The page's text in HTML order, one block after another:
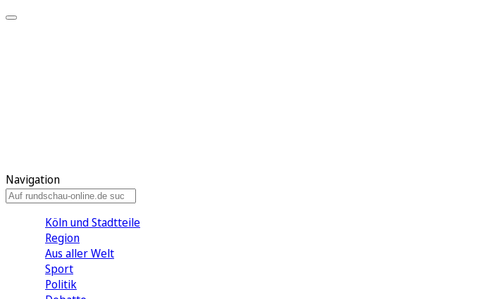
Navigation
Köln und Stadtteile
Region
Aus aller Welt
Sport
Politik